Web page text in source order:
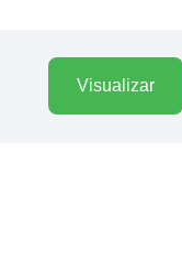
Visualizar